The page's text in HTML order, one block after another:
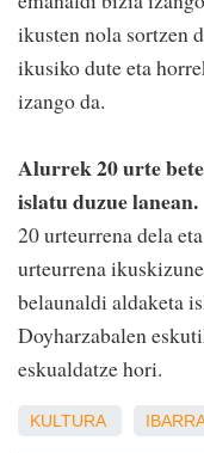
ikusten nola sortzen
ikusiko dute eta
izango da.
Alurrek 20 urte
islatu duzue lanean.
20 urteurrena dela
urteurrena
belaunaldi aldaketa
Doyharzabalen
eskualdatze hori.
KULTURA